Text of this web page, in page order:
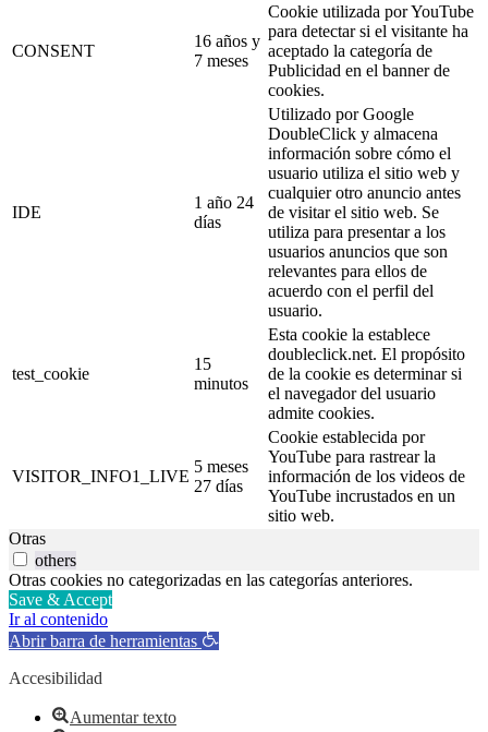
CONSENT
16 años y
7 meses
Cookie utilizada por YouTube
para detectar si el visitante ha
aceptado la categoría de
Publicidad en el banner de
cookies.
IDE
1 año 24
días
Utilizado por Google
DoubleClick y almacena
información sobre cómo el
usuario utiliza el sitio web y
cualquier otro anuncio antes
de visitar el sitio web. Se
utiliza para presentar a los
usuarios anuncios que son
relevantes para ellos de
acuerdo con el perfil del
usuario.
test_cookie
15
minutos
Esta cookie la establece
doubleclick.net. El propósito
de la cookie es determinar si
el navegador del usuario
admite cookies.
VISITOR_INFO1_LIVE
5 meses
27 días
Cookie establecida por
YouTube para rastrear la
información de los videos de
YouTube incrustados en un
sitio web.
Otras
others
Otras cookies no categorizadas en las categorías anteriores.
Save & Accept
Ir al contenido
Abrir barra de herramientas
Accesibilidad
Aumentar texto